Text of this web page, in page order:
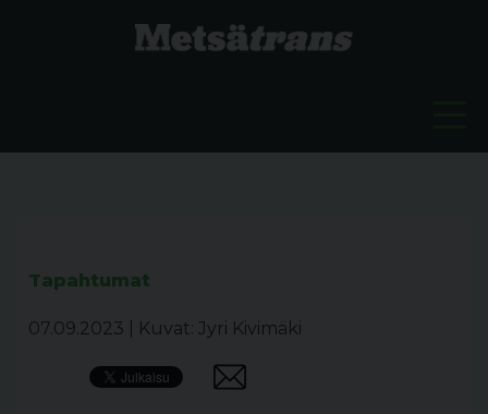
Tapahtumat
07.09.2023 Kuvat: Jyri Kivimäki